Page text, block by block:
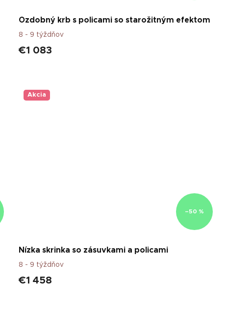
Ozdobný krb s policami so starožitným efektom
8 - 9 týždňov
€1 083
Akcia
–50 %
Nízka skrinka so zásuvkami a policami
8 - 9 týždňov
€1 458